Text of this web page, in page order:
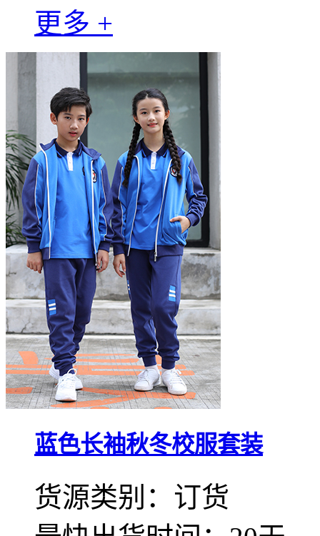
更多 +
蓝色长袖秋冬校服套装
货源类别：订货